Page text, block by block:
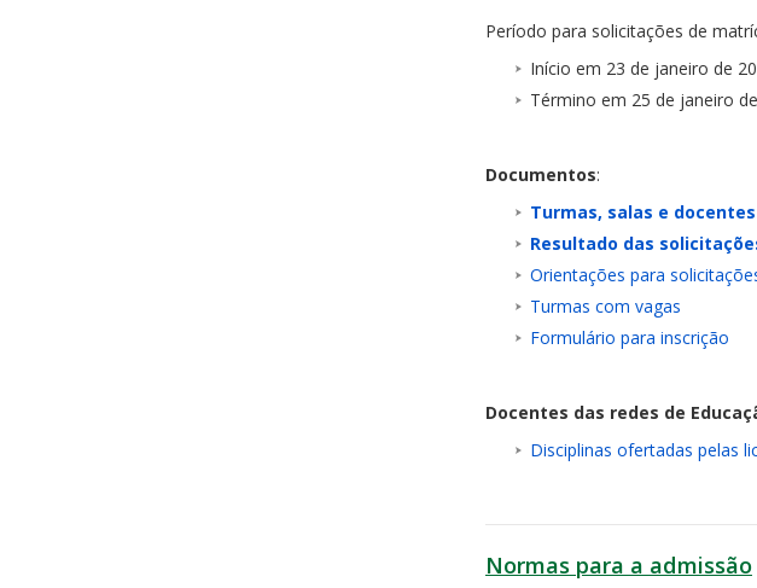
Período para solicitações de
Início em 23 de janeiro de
Término em 25 de janeiro
Documentos:
Turmas, salas e docentes
Resultado das
Orientações para
Turmas com vagas
Formulário para inscrição
Docentes das redes de
Disciplinas ofertadas pelas
Normas para a admissão